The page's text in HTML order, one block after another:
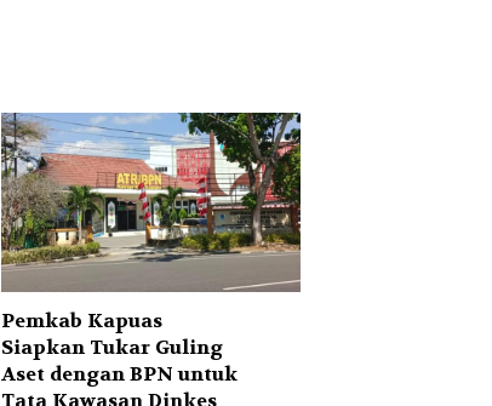
Pemkab Kapuas
Siapkan Tukar Guling
Aset dengan BPN untuk